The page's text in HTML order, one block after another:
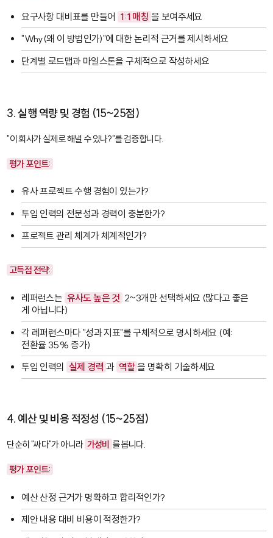
요구사항 대비표를 만들어 1:1 매칭 을 보여주세요
"Why(왜 이 방법인가)"에 대한 논리적 근거를 제시하세요
단계별 로드맵과 마일스톤을 구체적으로 작성하세요
3. 실행 역량 및 경험 (15~25점)
"이 회사가 실제로 해낼 수 있나?"를 검증합니다.
평가 포인트:
유사 프로젝트 수행 경험이 있는가?
투입 인력의 전문성과 경력이 충분한가?
프로젝트 관리 체계가 체계적인가?
고득점 전략:
레퍼런스는 유사도 높은 것 2~3개만 선택하세요 (많다고 좋은
게 아닙니다)
각 레퍼런스마다 "성과 지표"를 구체적으로 명시하세요 (예:
전환율 35% 증가)
투입 인력의
실제 경력 과 역할 을 명확히 기술하세요
4. 예산 및 비용 적정성 (15~25점)
단순히 "싸다"가 아니라 가성비 를 봅니다.
평가 포인트:
예산 산정 근거가 명확하고 합리적인가?
제안 내용 대비 비용이 적정한가?